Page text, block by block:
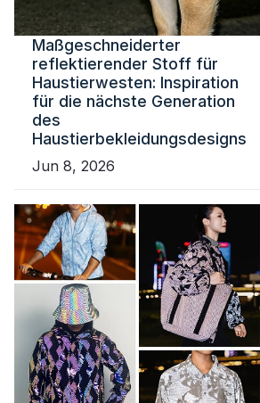
Maßgeschneiderter
reflektierender Stoff für
Haustierwesten: Inspiration
für die nächste Generation
des
Haustierbekleidungsdesigns
Jun 8, 2026